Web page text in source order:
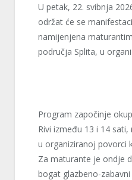
U petak, 22. svibnja
održat će se
namijenjena
područja Splita, u
Program započinje
Rivi između 13 i 14
u organiziranoj povorci
Za maturante je ondje
bogat glazbeno-